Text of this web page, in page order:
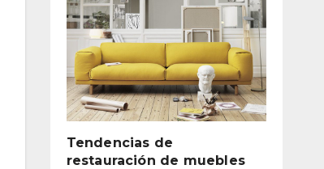
Tendencias de
restauración de muebles